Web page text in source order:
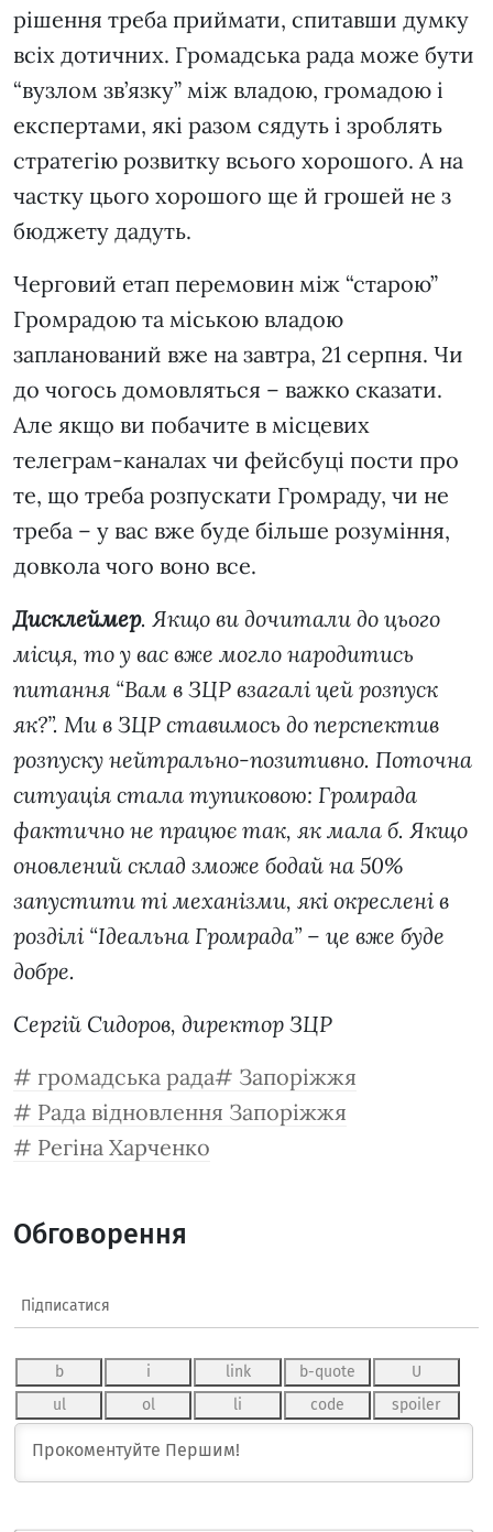
рішення треба приймати, спитавши думку
всіх дотичних. Громадська рада може бути
“вузлом зв’язку” між владою, громадою і
експертами, які разом сядуть і зроблять
стратегію розвитку всього хорошого. А на
частку цього хорошого ще й грошей не з
бюджету дадуть.
Черговий етап перемовин між “старою”
Громрадою та міською владою
запланований вже на завтра, 21 серпня. Чи
до чогось домовляться – важко сказати.
Але якщо ви побачите в місцевих
телеграм-каналах чи фейсбуці пости про
те, що треба розпускати Громраду, чи не
треба – у вас вже буде більше розуміння,
довкола чого воно все.
Дисклеймер. Якщо ви дочитали до цього
місця, то у вас вже могло народитись
питання “Вам в ЗЦР взагалі цей розпуск
як?”. Ми в ЗЦР ставимось до перспектив
розпуску нейтрально-позитивно. Поточна
ситуація стала тупиковою: Громрада
фактично не працює так, як мала б. Якщо
оновлений склад зможе бодай на 50%
запустити ті механізми, які окреслені в
розділі “Ідеальна Громрада” – це вже буде
добре.
Сергій Сидоров, директор ЗЦР
громадська рада
Запоріжжя
Рада відновлення Запоріжжя
Регіна Харченко
Обговорення
Підписатися